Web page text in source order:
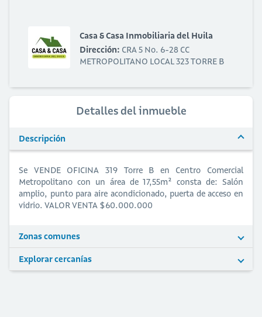
Casa & Casa Inmobiliaria del Huila
Dirección: CRA 5 No. 6-28 CC
METROPOLITANO LOCAL 323 TORRE B
Detalles del inmueble
Descripción
Se VENDE OFICINA 319 Torre B en Centro Comercial
Metropolitano con un área de 17,55m² consta de: Salón
amplio, punto para aire acondicionado, puerta de acceso en
vidrio. VALOR VENTA $60.000.000
Zonas comunes
Explorar cercanías